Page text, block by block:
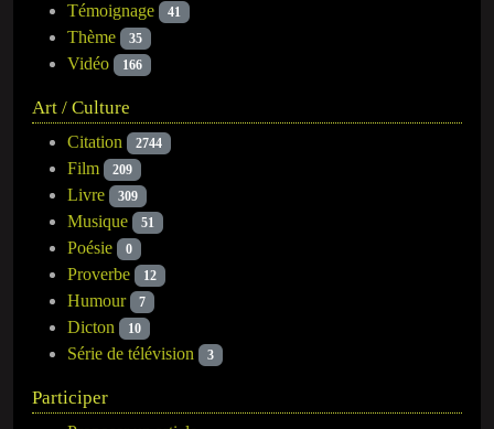
Témoignage 41
Thème 35
Vidéo 166
Art / Culture
Citation 2744
Film 209
Livre 309
Musique 51
Poésie 0
Proverbe 12
Humour 7
Dicton 10
Série de télévision 3
Participer